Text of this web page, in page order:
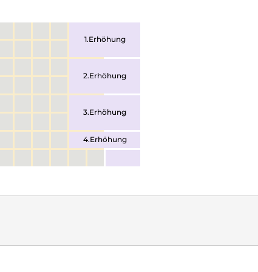
1.Erhöhung
2.Erhöhung
3.Erhöhung
4.Erhöhung